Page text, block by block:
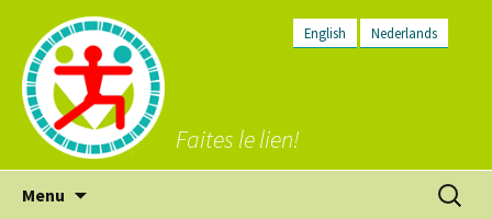
English Nederlands
Faites le lien!
Menu